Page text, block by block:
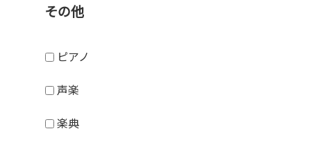
その他
ピアノ
声楽
楽典